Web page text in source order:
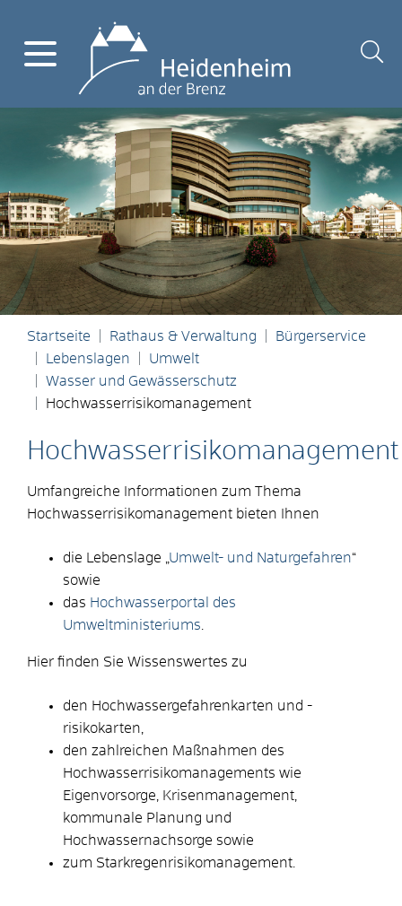
Startseite Rathaus & Verwaltung
Bürgerservice
Lebenslagen
Umwelt
Wasser und Gewässerschutz
Hochwasserrisikomanagement
Hochwasserrisikomanagement
Umfangreiche Informationen zum Thema
Hochwasserrisikomanagement bieten Ihnen
die Lebenslage „ Umwelt- und Naturgefahren“
sowie
das Hochwasserportal des
Umweltministeriums
Hier finden Sie Wissenswertes zu
den Hochwassergefahrenkarten und -
risikokarten,
den zahlreichen Maßnahmen des
Hochwasserrisikomanagements wie
Eigenvorsorge, Krisenmanagement,
kommunale Planung und
Hochwassernachsorge sowie
zum Starkregenrisikomanagement.